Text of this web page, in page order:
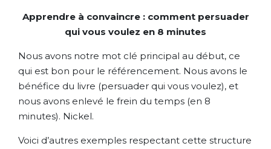
Apprendre à convaincre : comment persuader
qui vous voulez en 8 minutes
Nous avons notre mot clé principal au début, ce
qui est bon pour le référencement. Nous avons le
bénéfice du livre (persuader qui vous voulez), et
nous avons enlevé le frein du temps (en 8
minutes). Nickel.
Voici d’autres exemples respectant cette structure